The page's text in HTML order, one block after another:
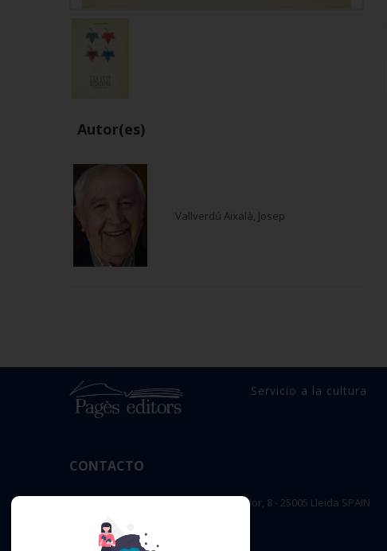
Autor(es)
Vallverdú Aixalà, Josep
Servicio a la cultura
CONTACTO
OFICINA PRINCIPAL : c/ Sant Salvador, 8 - 25005 Lleida SPAIN
editorial@pageseditors.cat